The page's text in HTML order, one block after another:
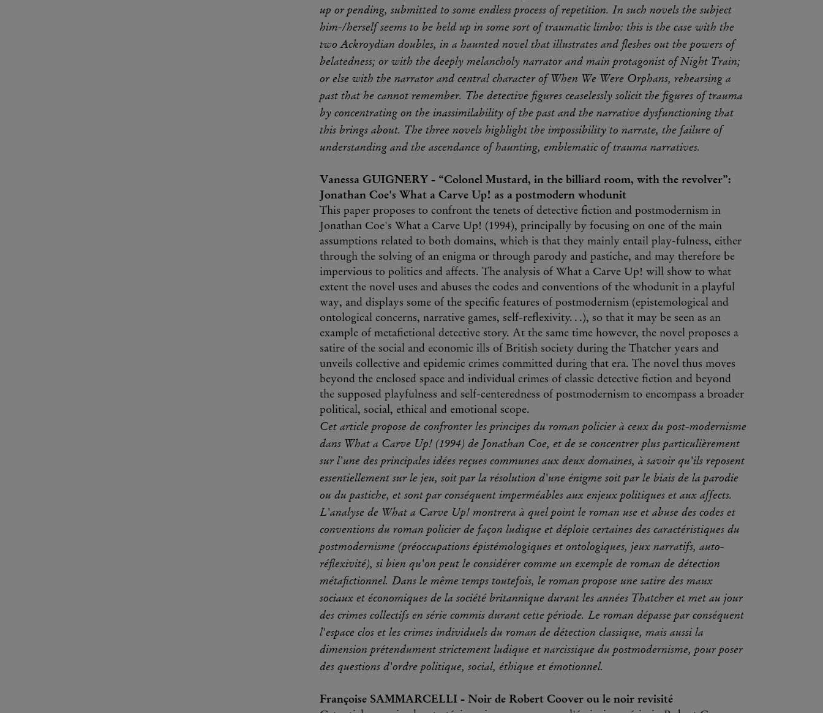
up or pending, submitted to some endless process of repetition. In such novels the subject
him-/herself seems to be held up in some sort of traumatic limbo: this is the case with the
two Ackroydian doubles, in a haunted novel that illustrates and fleshes out the powers of
belatedness; or with the deeply melancholy narrator and main protagonist of Night Train;
or else with the narrator and central character of When We Were Orphans, rehearsing a
past that he cannot remember. The detective figures ceaselessly solicit the figures of trauma
by concentrating on the inassimilability of the past and the narrative dysfunctioning that
this brings about. The three novels highlight the impossibility to narrate, the failure of
understanding and the ascendance of haunting, emblematic of trauma narratives.
Vanessa GUIGNERY - “Colonel Mustard, in the billiard room, with the revolver”:
Jonathan Coe's What a Carve Up! as a postmodern whodunit
This paper proposes to confront the tenets of detective fiction and postmodernism in
Jonathan Coe's What a Carve Up! (1994), principally by focusing on one of the main
assumptions related to both domains, which is that they mainly entail play-fulness, either
through the solving of an enigma or through parody and pastiche, and may therefore be
impervious to politics and affects. The analysis of What a Carve Up! will show to what
extent the novel uses and abuses the codes and conventions of the whodunit in a playful
way, and displays some of the specific features of postmodernism (epistemological and
ontological concerns, narrative games, self-reflexivity. . .), so that it may be seen as an
example of metafictional detective story. At the same time however, the novel proposes a
satire of the social and economic ills of British society during the Thatcher years and
unveils collective and epidemic crimes committed during that era. The novel thus moves
beyond the enclosed space and individual crimes of classic detective fiction and beyond
the supposed playfulness and self-centeredness of postmodernism to encompass a broader
political, social, ethical and emotional scope.
Cet article propose de confronter les principes du roman policier à ceux du post-modernisme
dans What a Carve Up! (1994) de Jonathan Coe, et de se concentrer plus particulièrement
sur l'une des principales idées reçues communes aux deux domaines, à savoir qu'ils reposent
essentiellement sur le jeu, soit par la résolution d'une énigme soit par le biais de la parodie
ou du pastiche, et sont par conséquent imperméables aux enjeux politiques et aux affects.
L'analyse de What a Carve Up! montrera à quel point le roman use et abuse des codes et
conventions du roman policier de façon ludique et déploie certaines des caractéristiques du
postmodernisme (préoccupations épistémologiques et ontologiques, jeux narratifs, auto-
réflexivité), si bien qu'on peut le considérer comme un exemple de roman de détection
métafictionnel. Dans le même temps toutefois, le roman propose une satire des maux
sociaux et économiques de la société britannique durant les années Thatcher et met au jour
des crimes collectifs en série commis durant cette période. Le roman dépasse par conséquent
l'espace clos et les crimes individuels du roman de détection classique, mais aussi la
dimension prétendument strictement ludique et narcissique du postmodernisme, pour poser
des questions d'ordre politique, social, éthique et émotionnel.
Françoise SAMMARCELLI - Noir de Robert Coover ou le noir revisité